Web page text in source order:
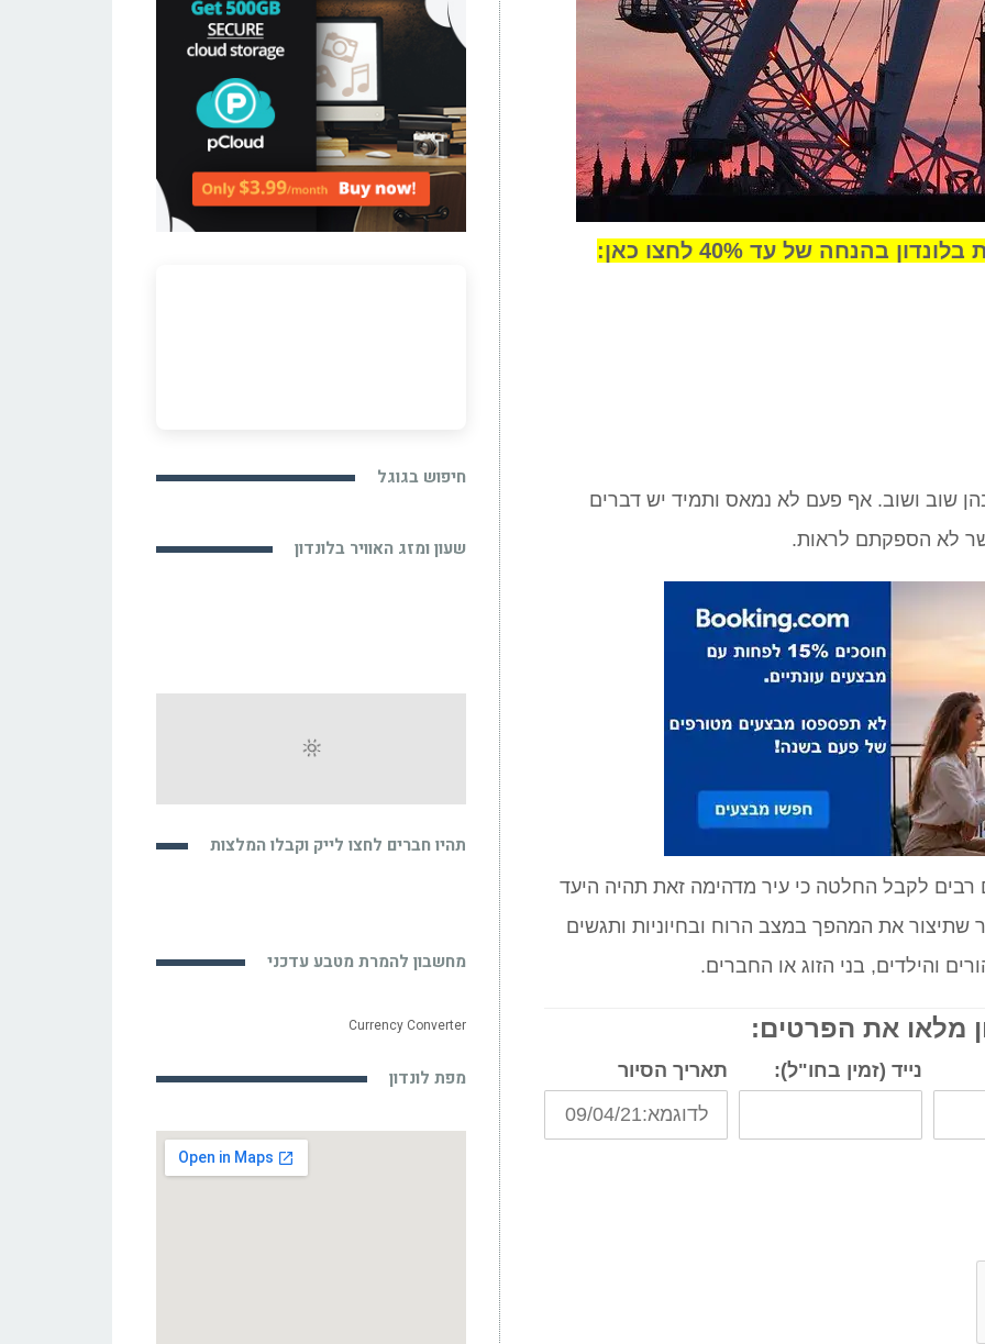
בהנחה של עד 40% לחצו כאן:
שוב ושוב. אף פעם לא נמאס ותמיד יש דברים
לא הספקתם לראות.
רבים לקבל החלטה כי עיר מדהימה זאת תהיה היעד
שתיצור את המהפך במצב הרוח ובחיוניות ותגשים
והילדים, בני הזוג או החברים.
מלאו את הפרטים:
נייד (זמין בחו"ל): תאריך הסיור
חיפוש בגוגל
שעון ומזג האוויר בלונדון
תהיו חברים לחצו לייק וקבלו המלצות
מחשבון להמרת מטבע עדכני
Currency Converter
מפת לונדון